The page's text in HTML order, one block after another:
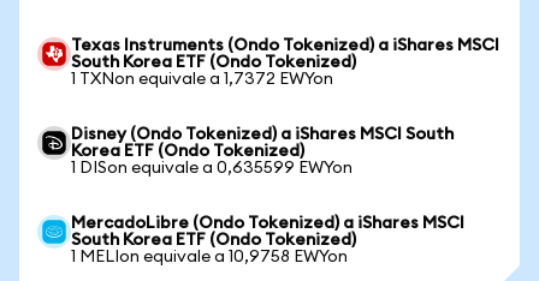
Texas Instruments (Ondo Tokenized) a iShares MSCI
South Korea ETF (Ondo Tokenized)
1 TXNon equivale a 1,7372 EWYon
Disney (Ondo Tokenized) a iShares MSCI South
Korea ETF (Ondo Tokenized)
1 DISon equivale a 0,635599 EWYon
MercadoLibre (Ondo Tokenized) a iShares MSCI
South Korea ETF (Ondo Tokenized)
1 MELIon equivale a 10,9758 EWYon